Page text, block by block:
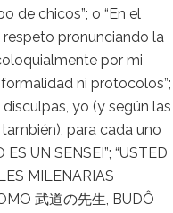
de chicos”; o “En el
pronunciando la
por mi
ni protocolos”;
yo (y según las
para cada uno
UN SENSEI”; “USTED
MILENARIAS
武道の先生, BUDÔ